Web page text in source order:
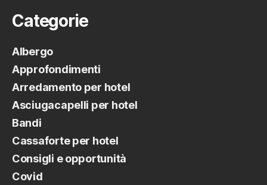
Categorie
Albergo
Approfondimenti
Arredamento per hotel
Asciugacapelli per hotel
Bandi
Cassaforte per hotel
Consigli e opportunità
Covid